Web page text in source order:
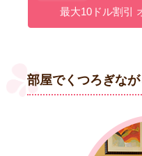
最大10ドル割引
部屋でくつろぎな